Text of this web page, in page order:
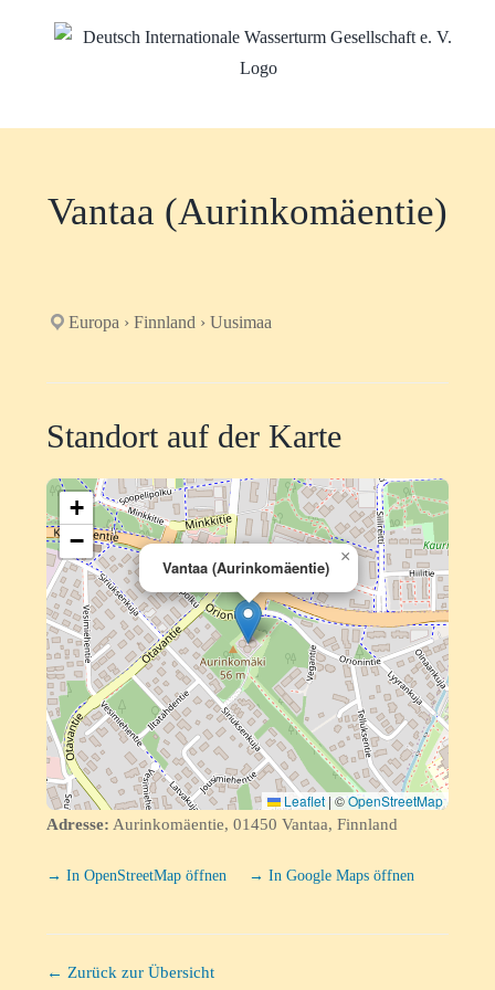
Vantaa (Aurinkomäentie)
Europa › Finnland › Uusimaa
Standort auf der Karte
Vantaa (Aurinkomäentie)
×
+
−
Leaflet |©OpenStreetMap
Adresse: Aurinkomäentie, 01450 Vantaa, Finnland
→ In OpenStreetMap öffnen → In Google Maps öffnen
← Zurück zur Übersicht